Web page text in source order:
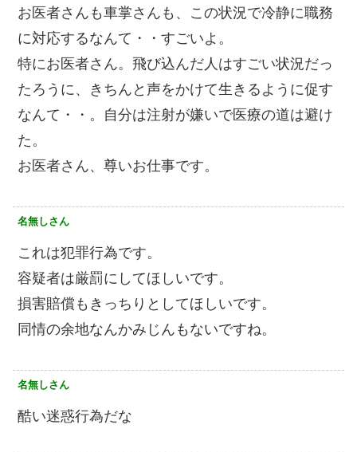
お医者さんも車掌さんも、この状況で冷静に職務
に対応するなんて・・すごいよ。
特にお医者さん。飛び込んだ人はすごい状況だっ
たろうに、きちんと声をかけて生きるように促す
なんて・・。自分は注射が嫌いで医療の道は避け
た。
お医者さん、尊いお仕事です。
名無しさん
これは犯罪行為です。
容疑者は厳罰にしてほしいです。
損害賠償もきっちりとしてほしいです。
同情の余地なんかみじんもないですね。
名無しさん
酷い迷惑行為だな